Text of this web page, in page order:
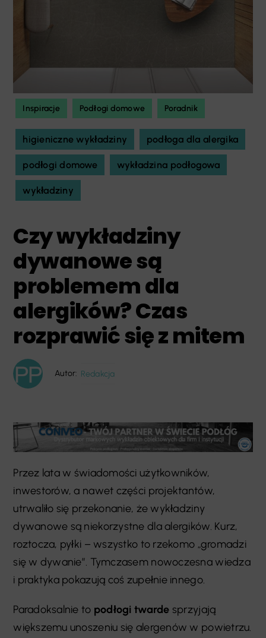
Inspiracje Podłogi domowe Poradnik
higieniczne wykładziny podłoga dla alergika
podłogi domowe wykładzina podłogowa
wykładziny
Czy wykładziny
dywanowe są
problemem dla
alergików? Czas
rozprawić się z mitem
Autor: Redakcja
Przez lata w świadomości użytkowników,
inwestorów, a nawet części projektantów,
utrwaliło się przekonanie, że wykładziny
dywanowe są niekorzystne dla alergików. Kurz,
roztocza, pyłki – wszystko to rzekomo „gromadzi
się w dywanie”. Tymczasem nowoczesna wiedza
i praktyka pokazują coś zupełnie innego.
Paradoksalnie to podłogi twarde sprzyjają
większemu unoszeniu się alergenów w powietrzu.